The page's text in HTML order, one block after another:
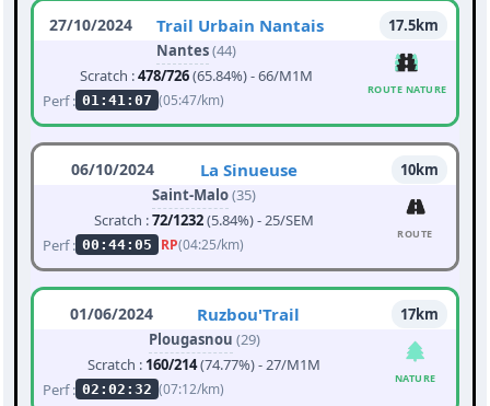
27/10/2024 Trail Urbain Nantais
17.5km
Nantes(44)
Scratch :478/726(65.84%) - 66/M1M
Perf : 01:41:07 (05:47/km)
ROUTE NATURE
06/10/2024 La Sinueuse
10km
Saint-Malo(35)
Scratch :72/1232(5.84%) - 25/SEM
Perf : 00:44:05 RP(04:25/km)
ROUTE
01/06/2024 Ruzbou'Trail
17km
Plougasnou (29)
Scratch : 160/214(74.77%) - 27/M1M
Perf : 02:02:32 (07:12/km)
NATURE